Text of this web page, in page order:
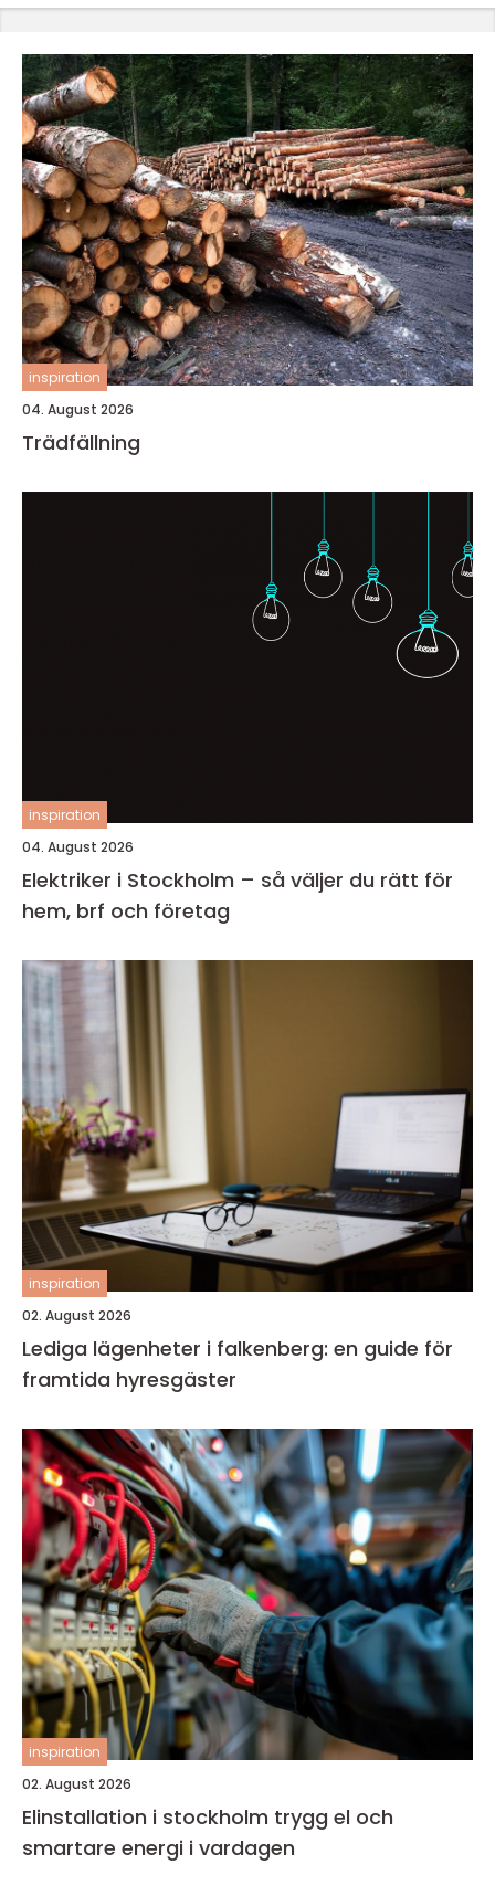
inspiration
04. August 2026
Trädfällning
inspiration
04. August 2026
Elektriker i Stockholm – så väljer du rätt för
hem, brf och företag
inspiration
02. August 2026
Lediga lägenheter i falkenberg: en guide för
framtida hyresgäster
inspiration
02. August 2026
Elinstallation i stockholm trygg el och
smartare energi i vardagen